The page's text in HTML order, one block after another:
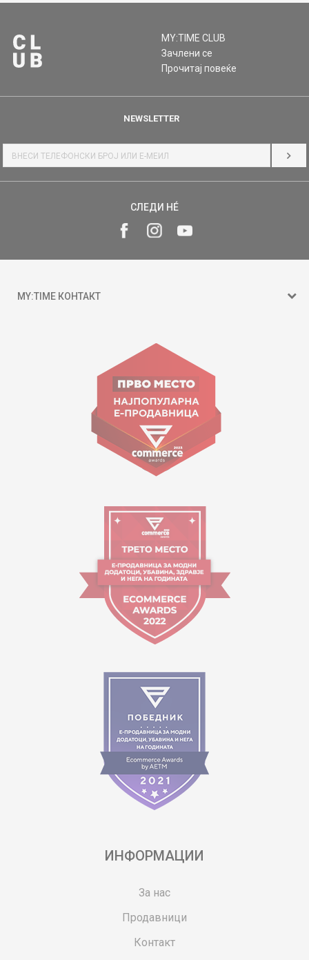
MY:TIME CLUB
Зачлени се
Прочитај повеќе
NEWSLETTER
СЛЕДИ НÉ
MY:TIME КОНТАКТ
ул. Гоце Николовски бр.74 Скопје
contact@mytime.mk
Работно време:
09:00 до 17:00
ИНФОРМАЦИИ
За нас
Продавници
Контакт